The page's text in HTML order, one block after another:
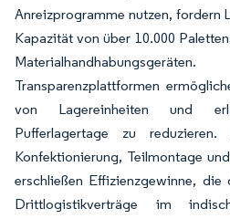
Anreizprogramme nutzen, fordern
Kapazität von über 10.000
Transparenzplattformen
von Lagereinheiten und
Pufferlagertage zu
Konfektionierung, Teilmontage
erschließen Effizienzgewinne,
Drittlogistikverträge im